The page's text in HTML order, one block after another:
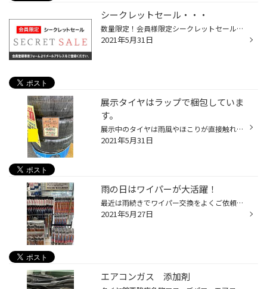
シークレットセール・・・
数量限定！会員様限定シークレットセールサイト当サイトでは、メール登録頂いた「会員様限定」で、ブリヂストンが運営するタイヤ専門店(コクピット・タイヤ館)のアウトレット品、限定セール商品など、会員登録いただいたお客様限定の商品を特別価格にてご案内いたします。こちらから登録へ・・・※ご...
2021年5月31日
展示タイヤはラップで梱包していま
す。
展示中のタイヤは雨風やほこりが直接触れないようラップにて梱包しております。 お客様が装着される大切なタイヤ。 専門店として満足頂けるよう日々、メンテナンスです！！ タイヤ館 西脇 電話. 0795-22-5090 まずはお問い合わせだけでも！お気軽にお電話ください！
2021年5月31日
雨の日はワイパーが大活躍！
最近は雨続きでワイパー交換をよくご依頼頂きます。 当店の1番人気はPIAAの撥水ゴムです！ 高品質シリコンゴムが窓表面に撥水皮膜を形成しふくだけで窓が撥水し視界良好になります！ PIAAワイパー HP もちろんお手頃商品も多いのでお気軽にタイヤ館西脇店へお任せください！ タイヤ館 西脇 電話. 07...
2021年5月27日
エアコンガス 添加剤